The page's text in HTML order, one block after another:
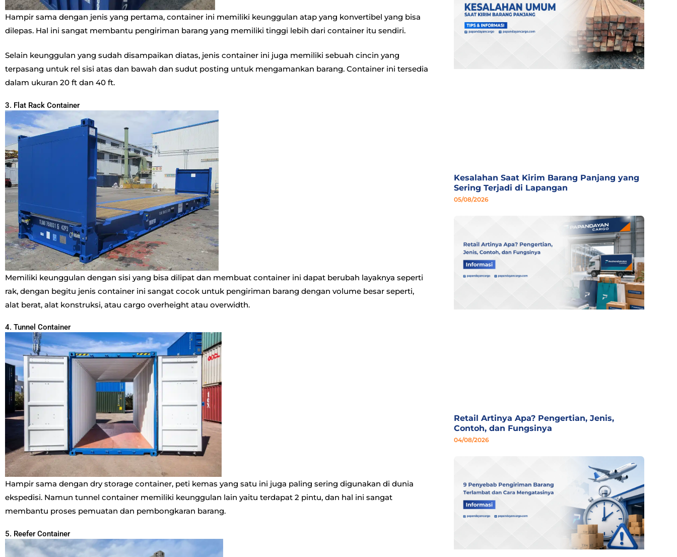
Hampir sama dengan jenis yang pertama, container ini memiliki keunggulan atap yang konvertibel yang bisa
dilepas. Hal ini sangat membantu pengiriman barang yang memiliki tinggi lebih dari container itu sendiri.
Selain keunggulan yang sudah disampaikan diatas, jenis container ini juga memiliki sebuah cincin yang
terpasang untuk rel sisi atas dan bawah dan sudut posting untuk mengamankan barang. Container ini tersedia
dalam ukuran 20 ft dan 40 ft.
3. Flat Rack Container
Memiliki keunggulan dengan sisi yang bisa dilipat dan membuat container ini dapat berubah layaknya seperti
rak, dengan begitu jenis container ini sangat cocok untuk pengiriman barang dengan volume besar seperti,
alat berat, alat konstruksi, atau cargo overheight atau overwidth.
4. Tunnel Container
Hampir sama dengan dry storage container, peti kemas yang satu ini juga paling sering digunakan di dunia
ekspedisi. Namun tunnel container memiliki keunggulan lain yaitu terdapat 2 pintu, dan hal ini sangat
membantu proses pemuatan dan pembongkaran barang.
5. Reefer Container
Kesalahan Saat Kirim Barang Panjang yang
Sering Terjadi di Lapangan
05/08/2026
Retail Artinya Apa? Pengertian, Jenis,
Contoh, dan Fungsinya
04/08/2026